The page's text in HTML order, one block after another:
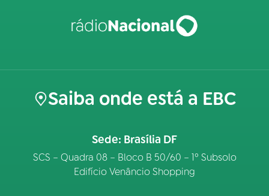
Saiba onde está a EBC
Sede: Brasília DF
SCS – Quadra 08 – Bloco B 50/60 – 1º Subsolo
Edifício Venâncio Shopping